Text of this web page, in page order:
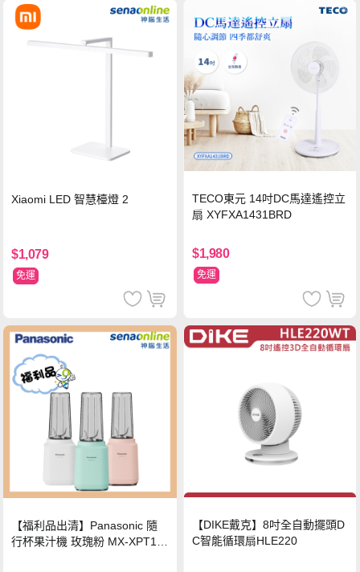
Xiaomi LED 智慧檯燈 2
$1,079
免運
TECO東元 14吋DC馬達遙控立
扇 XYFXA1431BRD
$1,980
免運
【福利品出清】Panasonic 隨
行杯果汁機 玫瑰粉 MX-XPT10
【DIKE戴克】8吋全自動擺頭D
C智能循環扇HLE220